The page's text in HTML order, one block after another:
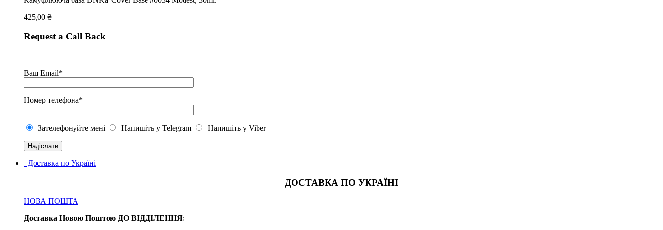
425,00 ₴
Request a Call Back
Ваш Email*
Номер телефона*
Зателефонуйте мені Напишіть у Telegram Напишіть у Viber
Доставка по Україні
ДОСТАВКА ПО УКРАЇНІ
НОВА ПОШТА
Доставка Новою Поштою ДО ВІДДІЛЕННЯ: